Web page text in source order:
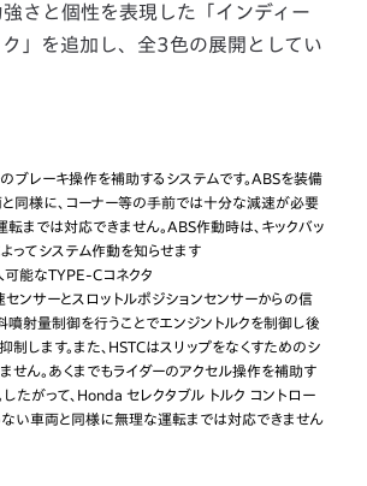
さと個性を表現した「インディー
」を追加し、全3色の展開としてい
ブレーキ操作を補助するシステムです。ABSを装備
同様に、コーナー等の手前では十分な減速が必要
転までは対応できません。ABS作動時は、キックバッ
よってシステム作動を知らせます
能なTYPE-Cコネクタ
ンサーとスロットルポジションセンサーからの信
噴射量制御を行うことでエンジントルクを制御し後
制します。また、HSTCはスリップをなくすためのシ
せん。あくまでもライダーのアクセル操作を補助す
したがって、Honda セレクタブル トルク コントロー
ない車両と同様に無理な運転までは対応できません